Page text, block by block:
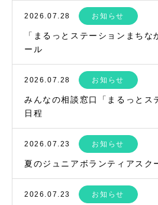
2026.07.28 お知らせ
「まるっとステーションまちな
ール
2026.07.28 お知らせ
みんなの相談窓口「まるっとス
日程
2026.07.23 お知らせ
夏のジュニアボランティアスク
2026.07.23 お知らせ